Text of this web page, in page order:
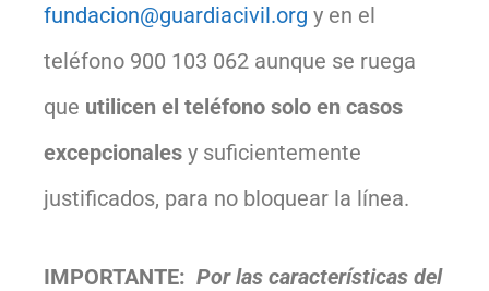
fundacion@guardiacivil.org y en el
teléfono 900 103 062 aunque se ruega
que utilicen el teléfono solo en casos
excepcionales y suficientemente
justificados, para no bloquear la línea.
IMPORTANTE: Por las características del